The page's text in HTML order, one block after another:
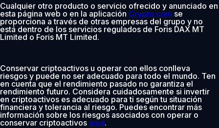
Cualquier otro producto o servicio ofrecido y anunciado en
esta página web o en la aplicación Crypto.com se
proporciona a través de otras empresas del grupo y no
está dentro de los servicios regulados de Foris DAX MT
Limited o Foris MT Limited.
Conservar criptoactivos u operar con ellos conlleva
riesgos y puede no ser adecuado para todo el mundo. Ten
en cuenta que el rendimiento pasado no garantiza el
rendimiento futuro. Considera cuidadosamente si invertir
en criptoactivos es adecuado para ti según tu situación
financiera y tolerancia al riesgo. Puedes encontrar más
información sobre los riesgos asociados con operar o
conservar criptoactivos aquí.